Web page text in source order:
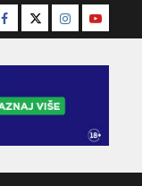
Facebook
TwitterInstagram
Youtube